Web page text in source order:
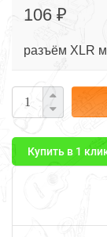
106 ₽
разъём XLR
Купить в 1